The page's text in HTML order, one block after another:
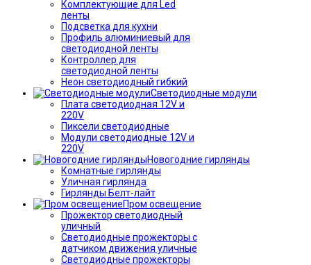
Комплектующие для Led
ленты
Подсветка для кухни
Профиль алюминиевый для
светодиодной ленты
Контроллер для
светодиодной ленты
Неон светодиодный гибкий
Светодиодные модули
Плата светодиодная 12V и
220V
Пиксели светодиодные
Модули светодиодные 12V и
220V
Новогодние гирлянды
Комнатные гирлянды
Уличная гирлянда
Гирлянды Белт-лайт
Пром освещение
Прожектор светодиодный
уличный
Светодиодные прожекторы с
датчиком движения уличные
Светодиодные прожекторы